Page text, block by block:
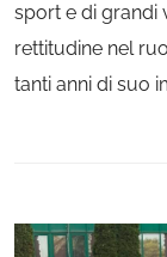
sport e di grandi
rettitudine nel
tanti anni di suo